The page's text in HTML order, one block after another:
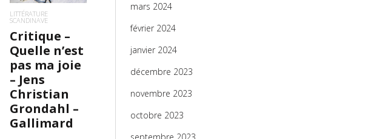
LITTÉRATURE
SCANDINAVE
Critique –
Quelle n’est
pas ma joie
– Jens
Christian
Grondahl –
Gallimard
mars 2024
février 2024
janvier 2024
décembre 2023
novembre 2023
octobre 2023